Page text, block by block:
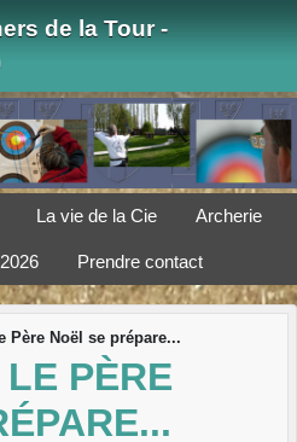
de la Tour -
La vie de la Cie Archerie
Prendre contact
Père Noël se prépare...
PÈRE